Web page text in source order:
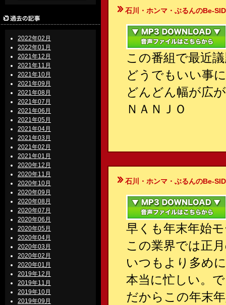
2022年02月
2022年01月
2021年12月
2021年11月
2021年10月
2021年09月
2021年08月
2021年07月
2021年06月
2021年05月
2021年04月
2021年03月
2021年02月
2021年01月
2020年12月
2020年11月
2020年10月
2020年09月
2020年08月
2020年07月
2020年06月
2020年05月
2020年04月
2020年03月
2020年02月
2020年01月
2019年12月
2019年11月
2019年10月
2019年09月
石川・ホンマ・ぶるんのBe-
この番組で最近
どうでもいい事
どんどん幅が広
ＮＡＮＪＯ
石川・ホンマ・ぶるんのBe-
早くも年末年始
この業界では正
いつもより多め
本当に忙しい。
だからこの年末